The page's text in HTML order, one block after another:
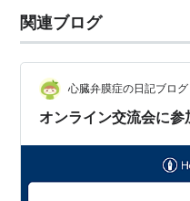
が紹介されています。 さ
小の5年生とオンライン
関連ブログ
心臓弁膜症の日記ブログ
オンライン交流会に参